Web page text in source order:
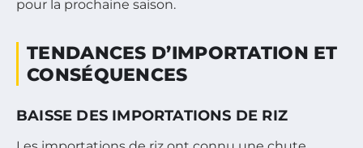
pour la prochaine saison.
TENDANCES D’IMPORTATION ET
CONSÉQUENCES
BAISSE DES IMPORTATIONS DE RIZ